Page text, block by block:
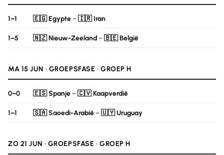
1–1 🇪🇬 Egypte–🇮🇷 Iran
1–5 🇳🇿 Nieuw-Zeeland–🇧🇪 België
MA 15 JUN · GROEPSFASE · GROEP H
0–0 🇪🇸 Spanje–🇨🇻 Kaapverdië
1–1 🇸🇦 Saoedi-Arabië–🇺🇾 Uruguay
ZO 21 JUN · GROEPSFASE · GROEP H